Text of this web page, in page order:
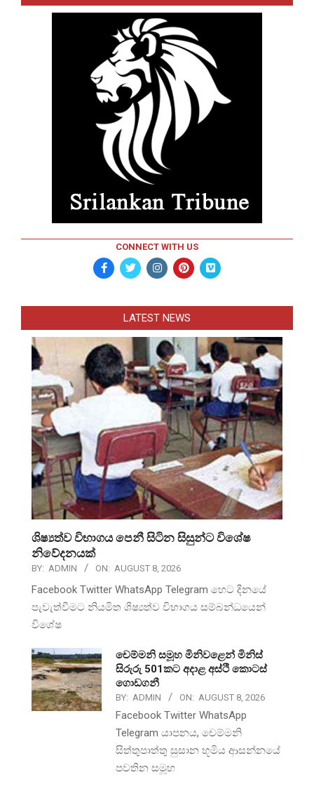
CONNECT WITH US
LATEST NEWS
ශිෂ්‍යත්ව විභාගය පෙනී සිටින සිසුන්ට විශේෂ
නිවේදනයක්
BY: ADMIN ON: AUGUST 8, 2026
Facebook Twitter WhatsApp Telegram හෙට දිනයේ
පැවැත්වීමට නියමිත ශිෂ්‍යත්ව විභාගය සම්බන්ධයෙන්
විශේෂ
චෙම්මනි සමූහ මිනිවළෙන් මිනිස්
සිරුරු 501කට අදාළ අස්ථි කොටස්
ගොඩගනී
BY: ADMIN ON: AUGUST 8, 2026
Facebook Twitter WhatsApp
Telegram යාපනය, චෙම්මනි
සිත්තුපාත්තු සුසාන භූමිය ආසන්නයේ
පවතින සමූහ